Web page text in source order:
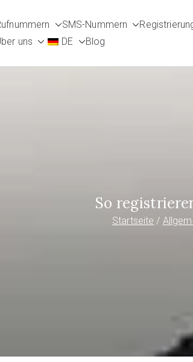
Telefonnummern
SMS-Nummern
uns
DE Blog
So
Startseite